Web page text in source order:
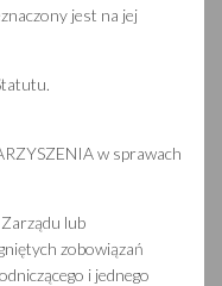
jest na jej
w sprawach
lub
zobowiązań
i jednego